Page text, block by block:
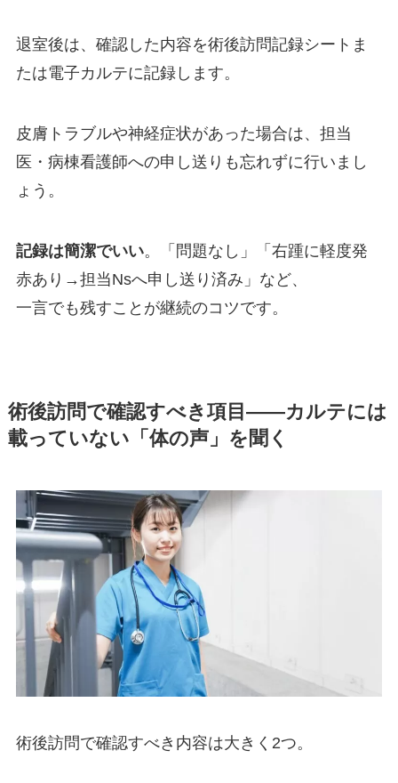
退室後は、確認した内容を術後訪問記録シートま
たは電子カルテに記録します。
皮膚トラブルや神経症状があった場合は、担当
医・病棟看護師への申し送りも忘れずに行いまし
ょう。
記録は簡潔でいい。「問題なし」「右踵に軽度発
赤あり→担当Nsへ申し送り済み」など、
一言でも残すことが継続のコツです。
術後訪問で確認すべき項目——カルテには
載っていない「体の声」を聞く
術後訪問で確認すべき内容は大きく2つ。